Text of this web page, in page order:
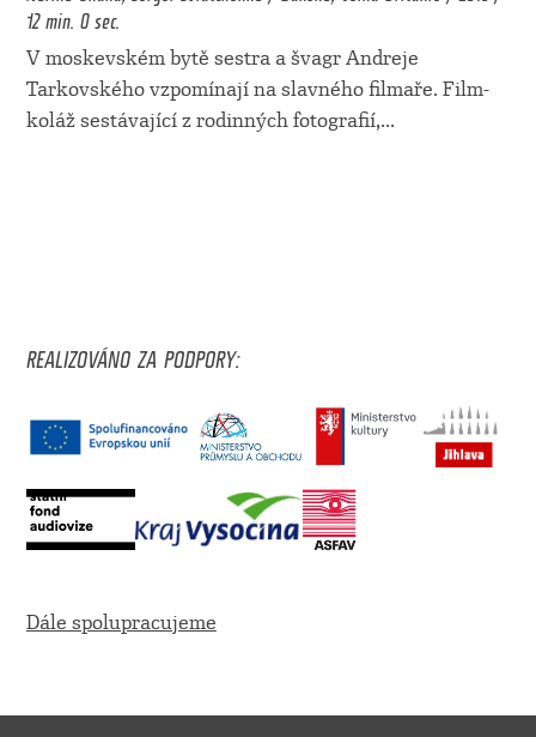
12 min. 0 sec.
V moskevském bytě sestra a švagr Andreje
Tarkovského vzpomínají na slavného filmaře. Film-
koláž sestávající z rodinných fotografií,...
REALIZOVÁNO ZA PODPORY:
Dále spolupracujeme